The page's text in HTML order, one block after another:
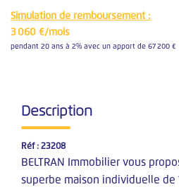
Nos Biens
Simulation de remboursement :
3 060 €/mois
pendant 20 ans à 2% avec un apport de 67 200 €
Description
Réf : 23208
BELTRAN Immobilier vous
superbe maison individuelle de